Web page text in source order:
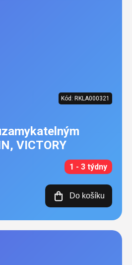
Kód: RKLA000321
VICTORY
1 - 3 týdny
Do košíku